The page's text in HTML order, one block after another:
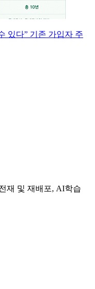
있다” 기존 가입자 주
재 및 재배포, AI학습